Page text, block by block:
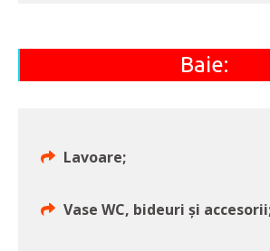
Baie:
Lavoare;
Vase WC, bideuri și